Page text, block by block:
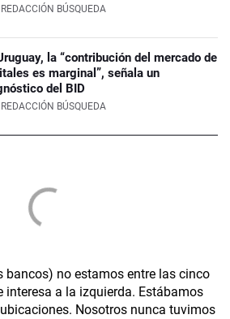
REDACCIÓN BÚSQUEDA
la “contribución del mercado de
es marginal”, señala un
del BID
REDACCIÓN BÚSQUEDA
bancos) no estamos entre las cinco
interesa a la izquierda. Estábamos
Nosotros nunca tuvimos